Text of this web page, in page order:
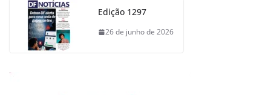
Edição 1297
26 de junho de 2026